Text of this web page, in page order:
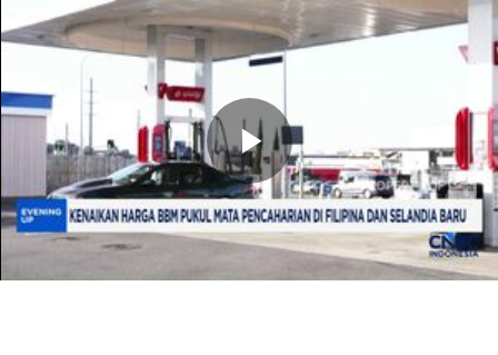
Memutarkan
Video